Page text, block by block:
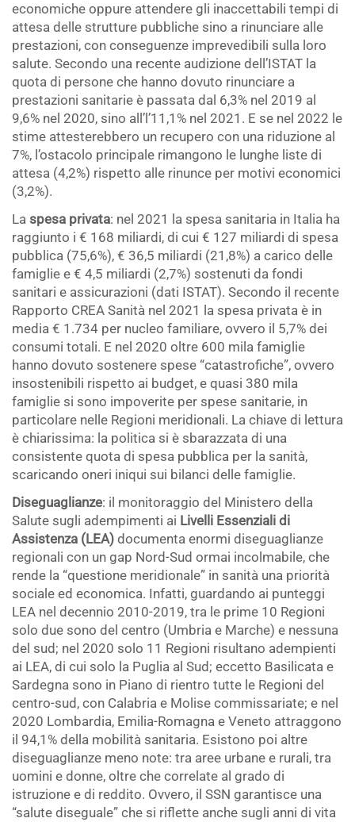
economiche oppure attendere gli inaccettabili tempi di
attesa delle strutture pubbliche sino a rinunciare alle
prestazioni, con conseguenze imprevedibili sulla loro
salute. Secondo una recente audizione dell’ISTAT la
quota di persone che hanno dovuto rinunciare a
prestazioni sanitarie è passata dal 6,3% nel 2019 al
9,6% nel 2020, sino all’l’11,1% nel 2021. E se nel 2022 le
stime attesterebbero un recupero con una riduzione al
7%, l’ostacolo principale rimangono le lunghe liste di
attesa (4,2%) rispetto alle rinunce per motivi economici
(3,2%).
La spesa privata: nel 2021 la spesa sanitaria in Italia ha
raggiunto i € 168 miliardi, di cui € 127 miliardi di spesa
pubblica (75,6%), € 36,5 miliardi (21,8%) a carico delle
famiglie e € 4,5 miliardi (2,7%) sostenuti da fondi
sanitari e assicurazioni (dati ISTAT). Secondo il recente
Rapporto CREA Sanità nel 2021 la spesa privata è in
media € 1.734 per nucleo familiare, ovvero il 5,7% dei
consumi totali. E nel 2020 oltre 600 mila famiglie
hanno dovuto sostenere spese “catastrofiche”, ovvero
insostenibili rispetto ai budget, e quasi 380 mila
famiglie si sono impoverite per spese sanitarie, in
particolare nelle Regioni meridionali. La chiave di lettura
è chiarissima: la politica si è sbarazzata di una
consistente quota di spesa pubblica per la sanità,
scaricando oneri iniqui sui bilanci delle famiglie.
Diseguaglianze: il monitoraggio del Ministero della
Salute sugli adempimenti ai Livelli Essenziali di
Assistenza (LEA) documenta enormi diseguaglianze
regionali con un gap Nord-Sud ormai incolmabile, che
rende la “questione meridionale” in sanità una priorità
sociale ed economica. Infatti, guardando ai punteggi
LEA nel decennio 2010-2019, tra le prime 10 Regioni
solo due sono del centro (Umbria e Marche) e nessuna
del sud; nel 2020 solo 11 Regioni risultano adempienti
ai LEA, di cui solo la Puglia al Sud; eccetto Basilicata e
Sardegna sono in Piano di rientro tutte le Regioni del
centro-sud, con Calabria e Molise commissariate; e nel
2020 Lombardia, Emilia-Romagna e Veneto attraggono
il 94,1% della mobilità sanitaria. Esistono poi altre
diseguaglianze meno note: tra aree urbane e rurali, tra
uomini e donne, oltre che correlate al grado di
istruzione e di reddito. Ovvero, il SSN garantisce una
“salute diseguale” che si riflette anche sugli anni di vita